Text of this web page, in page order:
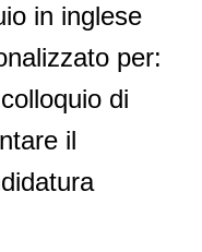
in inglese
per:
di
il